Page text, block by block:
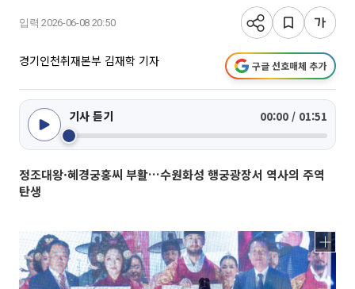
입력 2026-06-08 20:50
경기인천취재본부 김재학 기자 구글 선호매체 추가
기사 듣기 00:00 / 01:51
정조대왕·혜경궁홍씨 부활…수원화성 행궁광장서 역사의 주역
탄생